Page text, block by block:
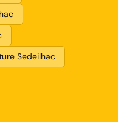
Sedeilhac